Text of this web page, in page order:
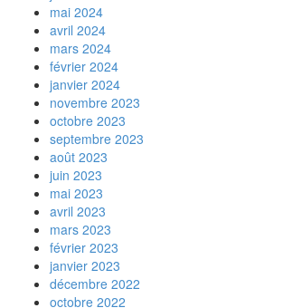
mai 2024
avril 2024
mars 2024
février 2024
janvier 2024
novembre 2023
octobre 2023
septembre 2023
août 2023
juin 2023
mai 2023
avril 2023
mars 2023
février 2023
janvier 2023
décembre 2022
octobre 2022